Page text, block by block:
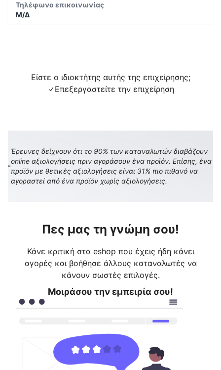
Τηλέφωνο επικοινωνίας
Μ/Δ
Είστε ο ιδιοκτήτης αυτής της επιχείρησης;
Επεξεργαστείτε την επιχείρηση
Έρευνες δείχνουν ότι το 90% των καταναλωτών διαβάζουν
online αξιολογήσεις πριν αγοράσουν ένα προϊόν. Επίσης, ένα
προϊόν με θετικές αξιολογήσεις είναι 31% πιο πιθανό να
αγοραστεί από ένα προϊόν χωρίς αξιολογήσεις.
Πες μας τη γνώμη σου!
Κάνε κριτική στα eshop που έχεις ήδη κάνει
αγορές και βοήθησε άλλους καταναλωτές να
κάνουν σωστές επιλογές.
Μοιράσου την εμπειρία σου!